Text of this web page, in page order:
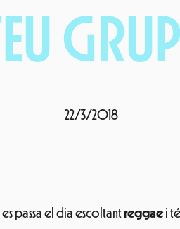
22/3/2018
passa el dia escoltantreggaei